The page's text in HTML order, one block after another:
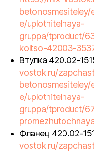
e/uplotnitelnaya-
gruppa/tproduct/
koltso-42003-
Втулка 420.02-
vostok.ru/
e/uplotnitelnaya-
gruppa/tproduct/
Фланец 420.02-
vostok.ru/